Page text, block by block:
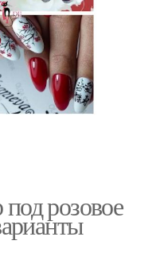
розовое